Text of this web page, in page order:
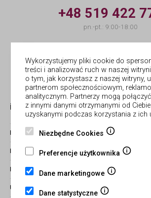
+48 519 422
pn.-pt.: 9:00-18:00
© Forges | wykonanie
informacje
REGULAMIN
POLITYKA PRYWATNOŚCI
USTAWIENIA COOKIES
CZAS
Wykorzystujemy pliki cookie do
treści i analizować ruch w naszej
o tym, jak korzystasz z naszej witryny,
partnerom społecznościowym,
analitycznym. Partnerzy mogą
z innymi danymi otrzymanymi od
uzyskanymi podczas korzystania z ich
Niezbędne Cookies
Preferencje użytkownika
Dane marketingowe
Dane statystyczne